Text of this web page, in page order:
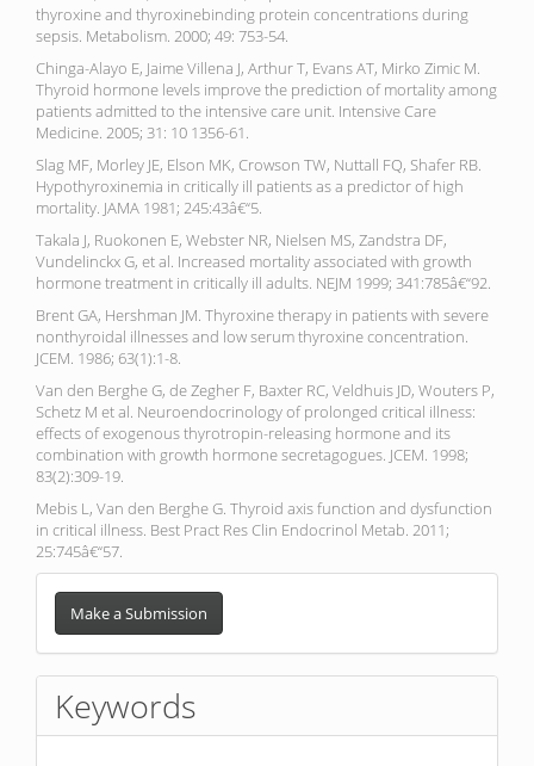
thyroxine and thyroxinebinding protein concentrations during
sepsis. Metabolism. 2000; 49: 753-54.
Chinga-Alayo E, Jaime Villena J, Arthur T, Evans AT, Mirko Zimic M.
Thyroid hormone levels improve the prediction of mortality among
patients admitted to the intensive care unit. Intensive Care
Medicine. 2005; 31: 10 1356-61.
Slag MF, Morley JE, Elson MK, Crowson TW, Nuttall FQ, Shafer RB.
Hypothyroxinemia in critically ill patients as a predictor of high
mortality. JAMA 1981; 245:43â€“5.
Takala J, Ruokonen E, Webster NR, Nielsen MS, Zandstra DF,
Vundelinckx G, et al. Increased mortality associated with growth
hormone treatment in critically ill adults. NEJM 1999; 341:785â€“92.
Brent GA, Hershman JM. Thyroxine therapy in patients with severe
nonthyroidal illnesses and low serum thyroxine concentration.
JCEM. 1986; 63(1):1-8.
Van den Berghe G, de Zegher F, Baxter RC, Veldhuis JD, Wouters P,
Schetz M et al. Neuroendocrinology of prolonged critical illness:
effects of exogenous thyrotropin-releasing hormone and its
combination with growth hormone secretagogues. JCEM. 1998;
83(2):309-19.
Mebis L, Van den Berghe G. Thyroid axis function and dysfunction
in critical illness. Best Pract Res Clin Endocrinol Metab. 2011;
25:745â€“57.
Make
Submission
Make a Submission
Keywords